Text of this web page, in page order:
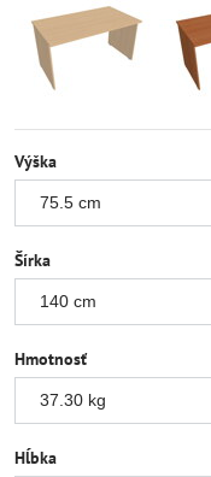
Výška
Šírka
Hmotnosť
Hĺbka